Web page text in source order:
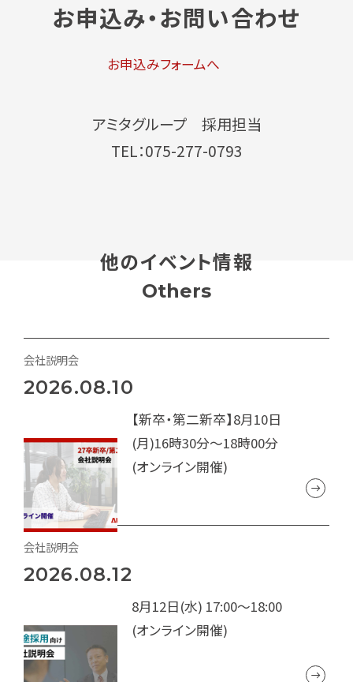
お申込み・お問い合わせ
お申込みフォームへ
アミタグループ 採用担当
TEL：075-277-0793
他のイベント情報
Others
2026.08.10
【新卒・第二新卒】8月10日
(月)16時30分～18時00分
(オンライン開催)
会社説明会
2026.08.12
8月12日(水) 17:00～18:00
(オンライン開催)
会社説明会